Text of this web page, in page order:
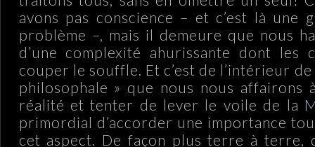
avons pas conscience – et c’est là une
problème –, mais il demeure que nous
d’une complexité ahurissante dont les
couper le souffle. Et c’est de l’intérieur
philosophale » que nous nous affairons
réalité et tenter de lever le voile de la
primordial d’accorder une importance
cet aspect. De façon plus terre à terre,